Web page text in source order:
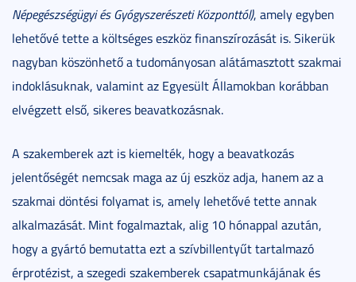
Népegészségügyi és Gyógyszerészeti Központtól), amely egyben
lehetővé tette a költséges eszköz finanszírozását is. Sikerük
nagyban köszönhető a tudományosan alátámasztott szakmai
indoklásuknak, valamint az Egyesült Államokban korábban
elvégzett első, sikeres beavatkozásnak.
A szakemberek azt is kiemelték, hogy a beavatkozás
jelentőségét nemcsak maga az új eszköz adja, hanem az a
szakmai döntési folyamat is, amely lehetővé tette annak
alkalmazását. Mint fogalmaztak, alig 10 hónappal azután,
hogy a gyártó bemutatta ezt a szívbillentyűt tartalmazó
érprotézist, a szegedi szakemberek csapatmunkájának és